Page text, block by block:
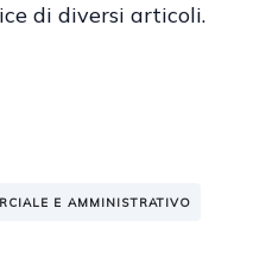
di diversi articoli.
E AMMINISTRATIVO